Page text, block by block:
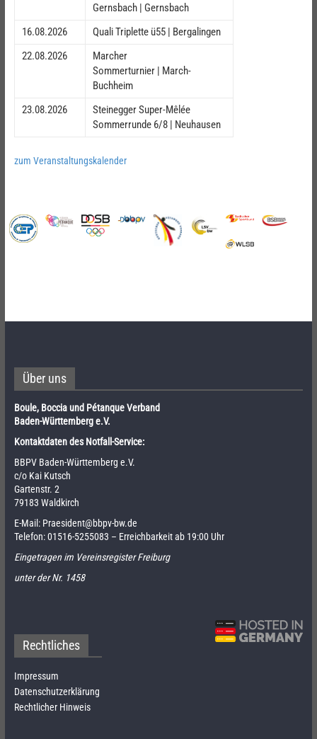
Gernsbach | Gernsbach
16.08.2026
Quali Triplette ü55 | Bergalingen
22.08.2026
Marcher
Sommerturnier | March-
Buchheim
23.08.2026
Steinegger Super-Mêlée
Sommerrunde 6/8 | Neuhausen
zum Veranstaltungskalender
Über uns
Boule, Boccia und Pétanque Verband
Baden-Württemberg e.V.
Kontaktdaten des Notfall-Service:
BBPV Baden-Württemberg e.V.
c/o Kai Kutsch
Gartenstr. 2
79183 Waldkirch
E-Mail: Praesident@bbpv-bw.de
Telefon:01516-5255083 – Erreichbarkeit ab 19:00 Uhr
Eingetragen im Vereinsregister Freiburg
unter der Nr. 1458
Rechtliches
Impressum
Datenschutzerklärung
Rechtlicher Hinweis